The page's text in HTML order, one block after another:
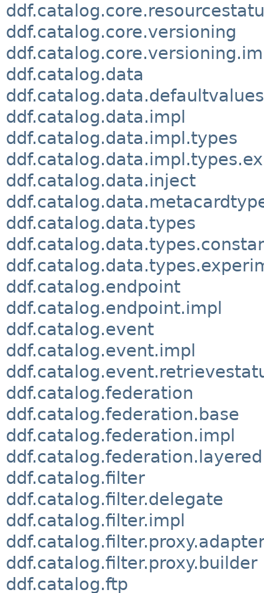
ddf.catalog.core.versioning
ddf.catalog.data
ddf.catalog.data.defaultvalues
ddf.catalog.data.impl
ddf.catalog.data.impl.types
ddf.catalog.data.inject
ddf.catalog.data.types
ddf.catalog.endpoint
ddf.catalog.endpoint.impl
ddf.catalog.event
ddf.catalog.event.impl
ddf.catalog.federation
ddf.catalog.federation.base
ddf.catalog.federation.impl
ddf.catalog.filter
ddf.catalog.filter.delegate
ddf.catalog.filter.impl
ddf.catalog.filter.proxy.builder
ddf.catalog.ftp